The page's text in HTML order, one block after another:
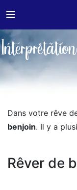
Dans votre rêve
benjoin. Il y a
Rêver de